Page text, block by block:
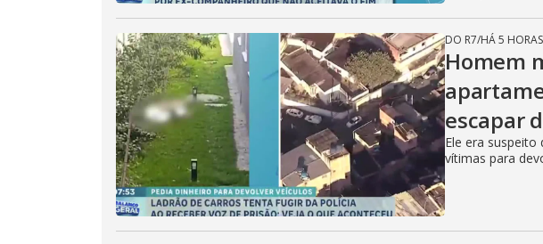
DO R7/HÁ 5 HORAS
Homem
escapar
Ele era suspeito
vítimas para